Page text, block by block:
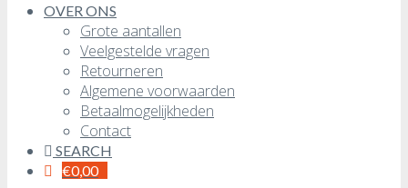
OVER ONS
Grote aantallen
Veelgestelde vragen
Retourneren
Algemene voorwaarden
Betaalmogelijkheden
Contact
SEARCH
€0,00